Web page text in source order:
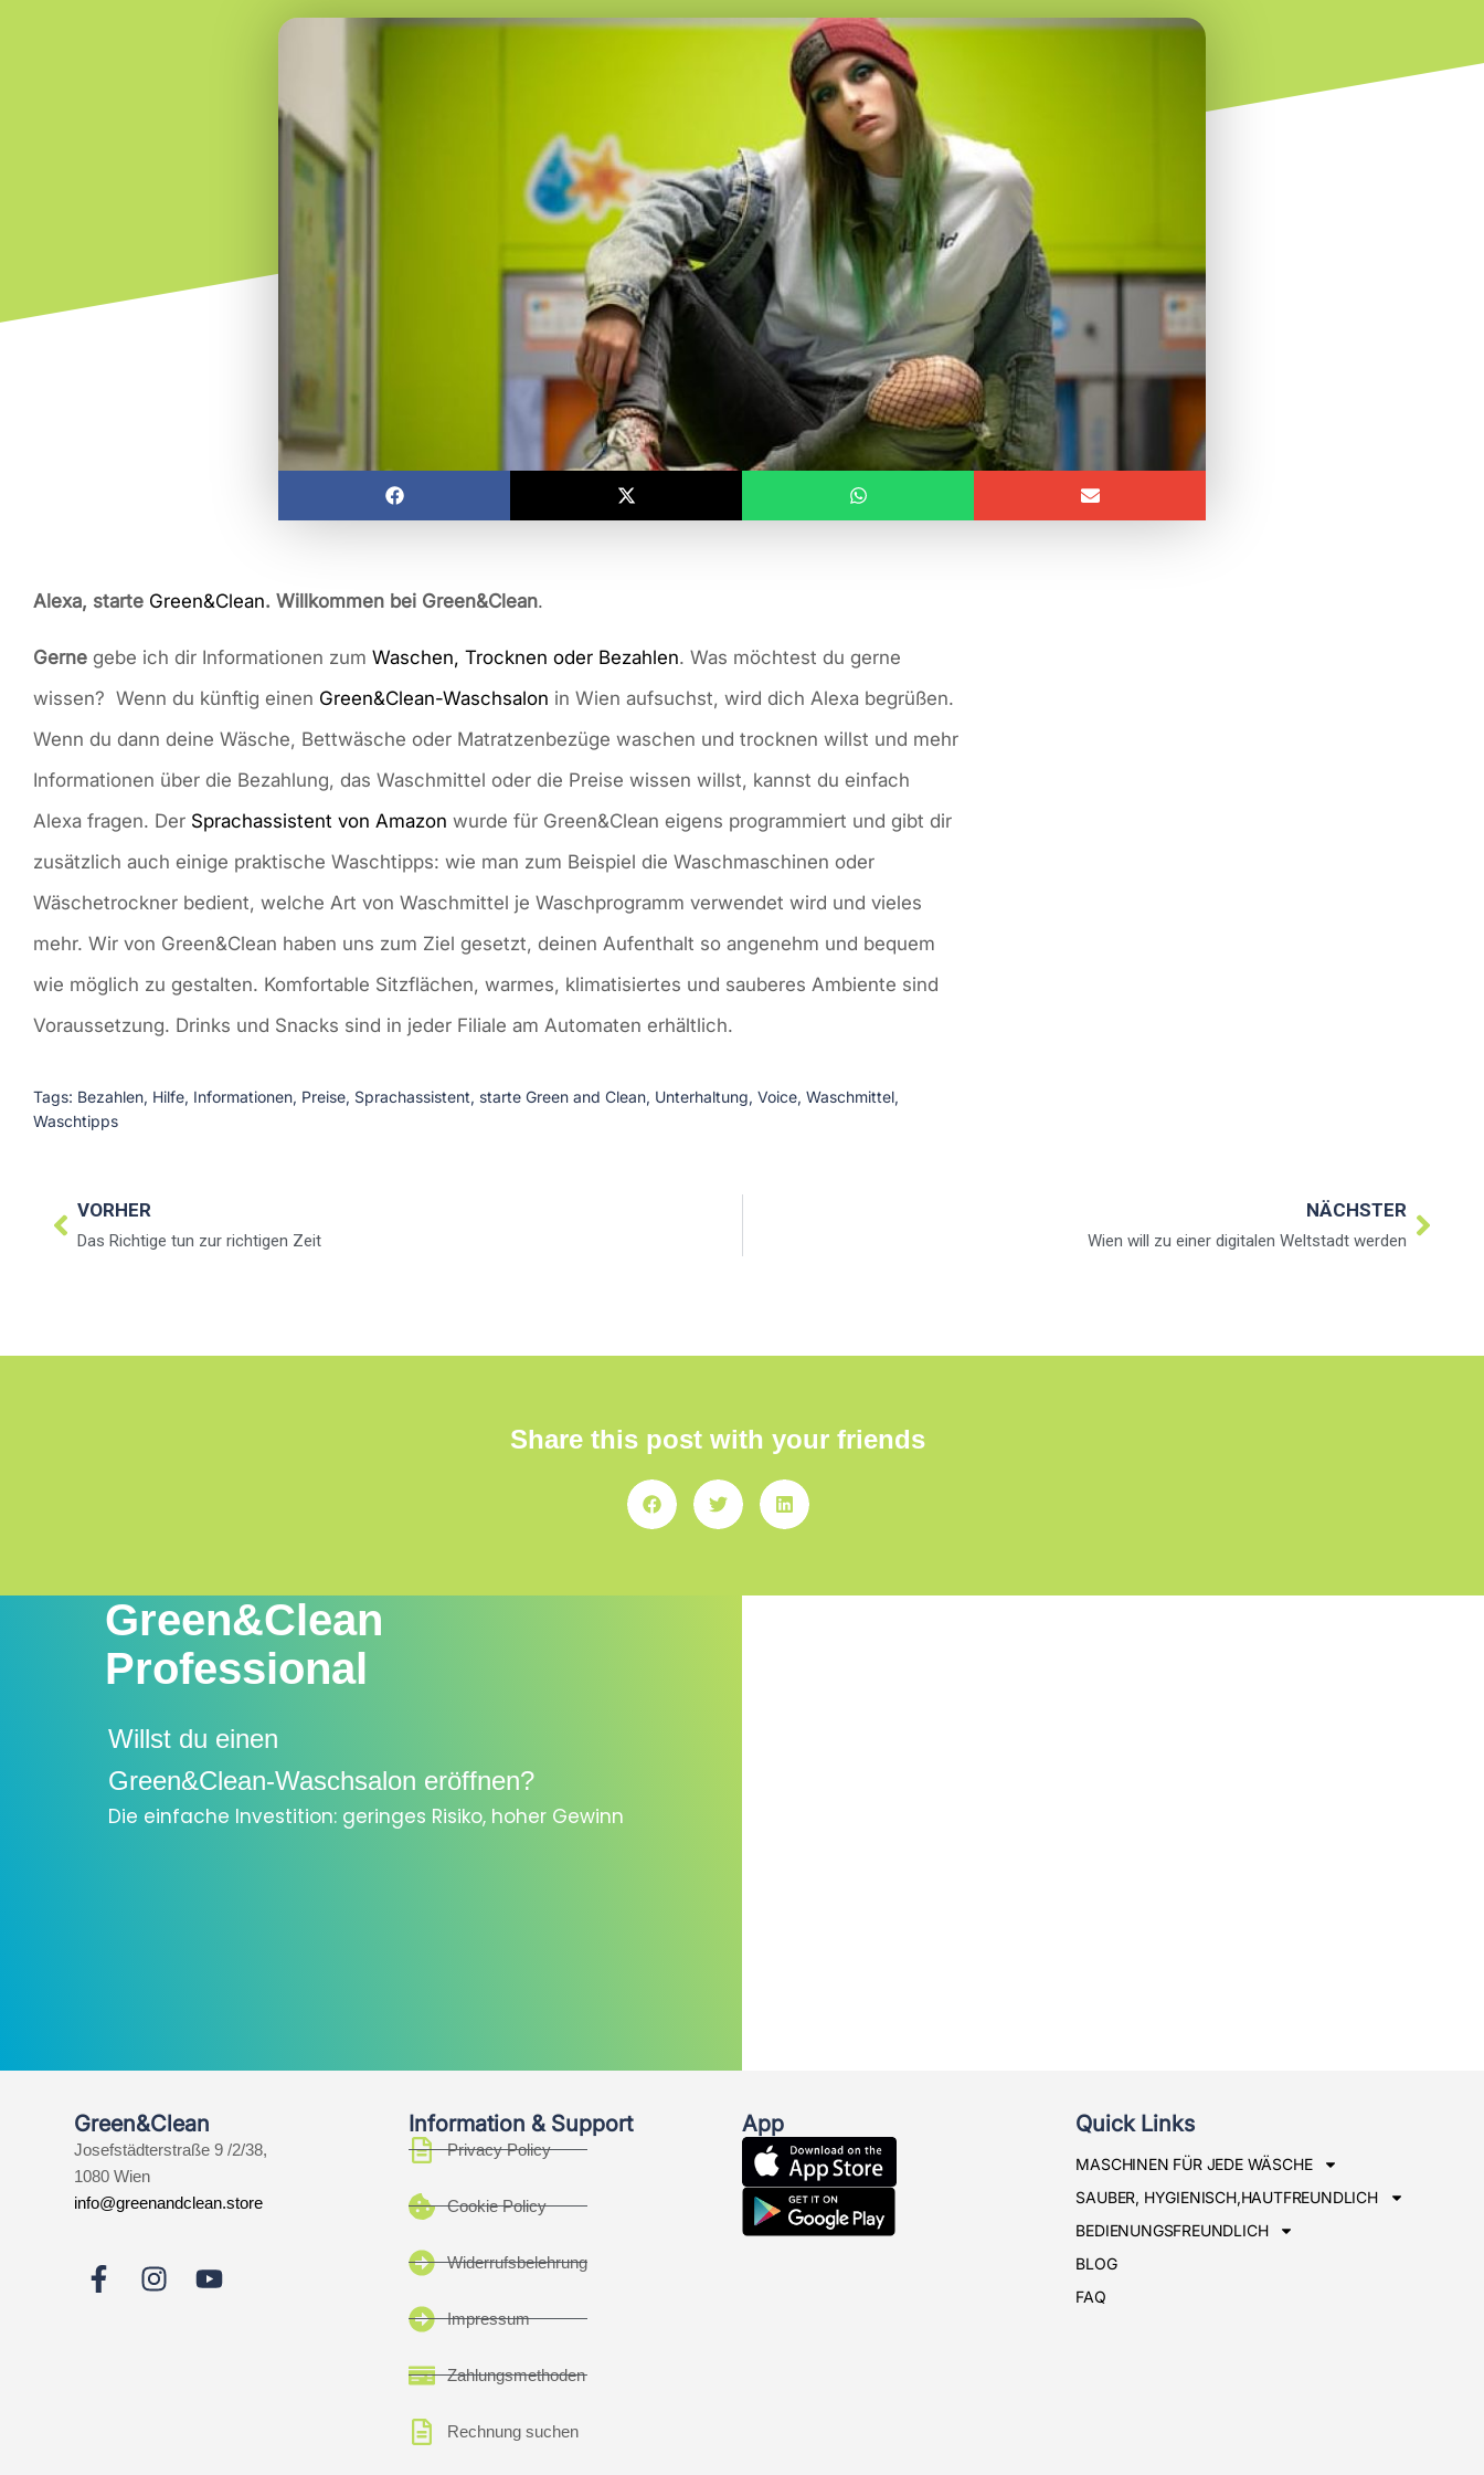
Alexa, starte Green&Clean. Willkommen bei Green&Clean.
Gerne gebe ich dir Informationen zum Waschen, Trocknen oder Bezahlen. Was möchtest du gerne
wissen? Wenn du künftig einen Green&Clean-Waschsalon in Wien aufsuchst, wird dich Alexa begrüßen.
Wenn du dann deine Wäsche, Bettwäsche oder Matratzenbezüge waschen und trocknen willst und mehr
Informationen über die Bezahlung, das Waschmittel oder die Preise wissen willst, kannst du einfach
Alexa fragen. Der Sprachassistent von Amazon wurde für Green&Clean eigens programmiert und gibt dir
zusätzlich auch einige praktische Waschtipps: wie man zum Beispiel die Waschmaschinen oder
Wäschetrockner bedient, welche Art von Waschmittel je Waschprogramm verwendet wird und vieles
mehr. Wir von Green&Clean haben uns zum Ziel gesetzt, deinen Aufenthalt so angenehm und bequem
wie möglich zu gestalten. Komfortable Sitzflächen, warmes, klimatisiertes und sauberes Ambiente sind
Voraussetzung. Drinks und Snacks sind in jeder Filiale am Automaten erhältlich.
Tags: Bezahlen, Hilfe, Informationen, Preise, Sprachassistent, starte Green and Clean, Unterhaltung, Voice, Waschmittel,
Waschtipps
VORHER
Das Richtige tun zur richtigen Zeit
NÄCHSTER
Wien will zu einer digitalen Weltstadt werden
Share this post with your friends
Green&Clean
Professional
Willst du einen
Green&Clean-Waschsalon eröffnen?
Die einfache Investition: geringes Risiko, hoher Gewinn
Green&Clean
Josefstädterstraße 9 /2/38,
1080 Wien
info@greenandclean.store
Information & Support
Privacy Policy
Cookie Policy
Widerrufsbelehrung
Impressum
Zahlungsmethoden
Rechnung suchen
App Quick Links
MASCHINEN FÜR JEDE WÄSCHE
SAUBER, HYGIENISCH,HAUTFREUNDLICH
BEDIENUNGSFREUNDLICH
BLOG
FAQ